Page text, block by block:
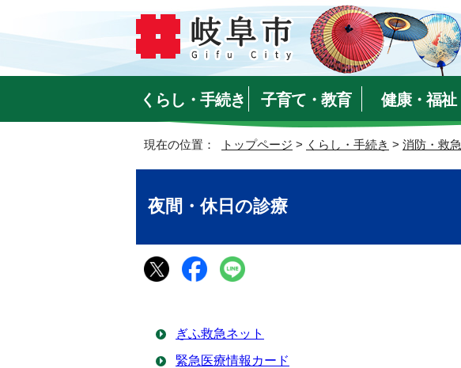
くらし・手続き 子育て・教育 健康・福祉
現在の位置： トップページ > くらし・手続き > 消防・救急
夜間・休日の診療
ぎふ救急ネット
緊急医療情報カード